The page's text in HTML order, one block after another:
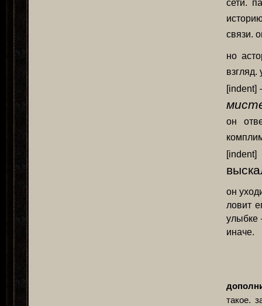
сети.
связи.
но
взгляд.
он
он
ловит
улыбке
иначе.
такое.